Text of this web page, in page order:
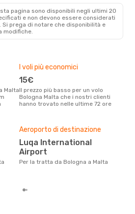
pagina sono disponibili negli ultimi 20
e non devono essere considerati
Si prega di notare che disponibilità e
modifiche.
I voli più economici
15€
Il prezzo più basso per un volo
Bologna Malta che i nostri clienti
hanno trovato nelle ultime 72 ore
Aeroporto di destinazione
Luqa International
Airport
Per la tratta da Bologna a Malta